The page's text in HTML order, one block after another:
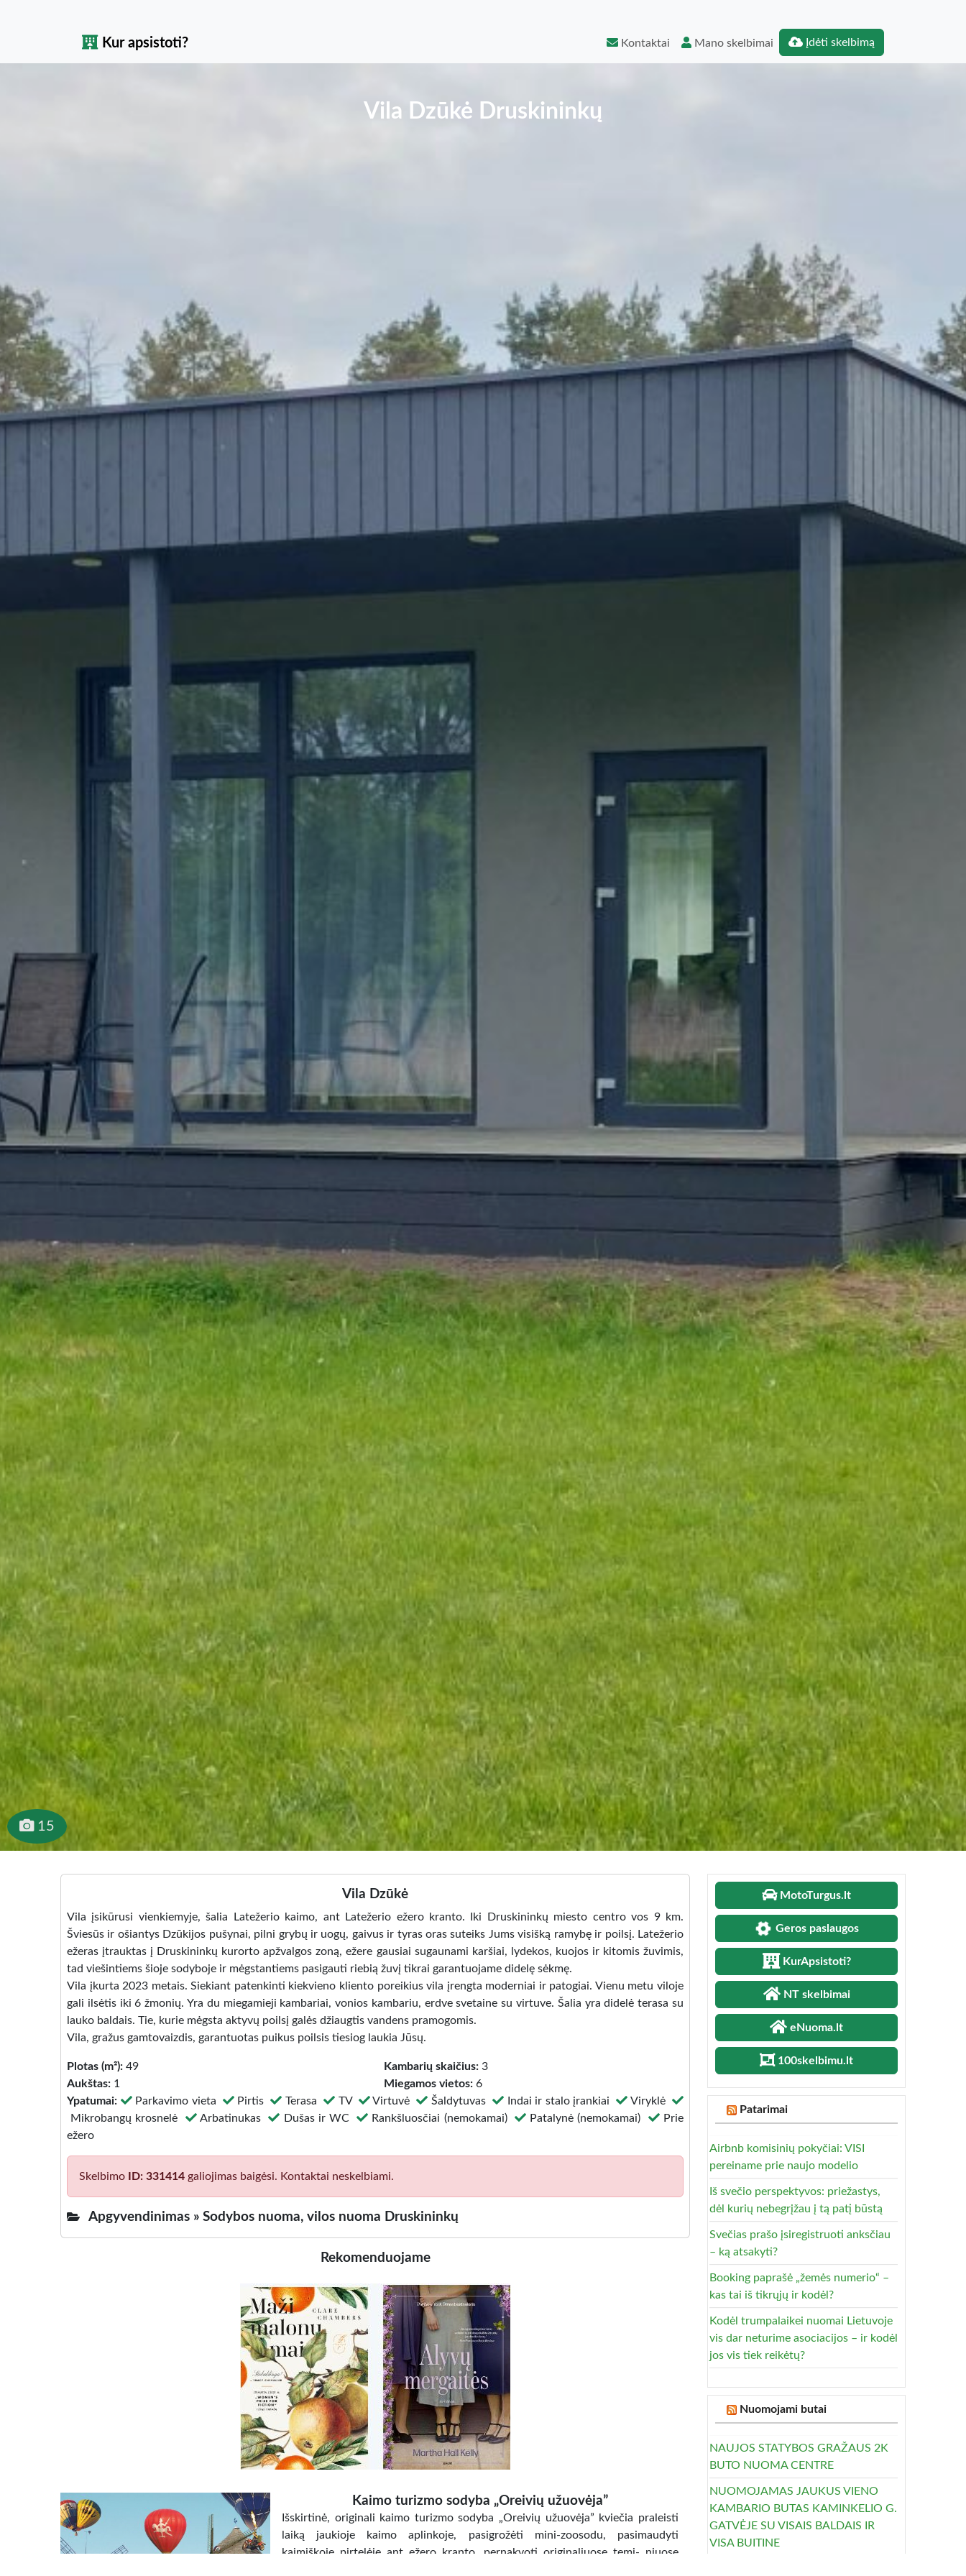
Kur apsistoti? Kontaktai Mano skelbimai Įdėti skelbimą
Vila Dzūkė Druskininkų
15
Vila Dzūkė
Vila įsikūrusi vienkiemyje, šalia Latežerio kaimo, ant Latežerio ežero kranto. Iki Druskininkų miesto centro vos 9 km.
Šviesūs ir ošiantys Dzūkijos pušynai, pilni grybų ir uogų, gaivus ir tyras oras suteiks Jums visišką ramybę ir poilsį. Latežerio
ežeras įtrauktas į Druskininkų kurorto apžvalgos zoną, ežere gausiai sugaunami karšiai, lydekos, kuojos ir kitomis žuvimis,
tad viešintiems šioje sodyboje ir mėgstantiems pasigauti riebią žuvį tikrai garantuojame didelę sėkmę.
Vila įkurta 2023 metais. Siekiant patenkinti kiekvieno kliento poreikius vila įrengta moderniai ir patogiai. Vienu metu viloje
gali ilsėtis iki 6 žmonių. Yra du miegamieji kambariai, vonios kambariu, erdve svetaine su virtuve. Šalia yra didelė terasa su
lauko baldais. Tie, kurie mėgsta aktyvų poilsį galės džiaugtis vandens pramogomis.
Vila, gražus gamtovaizdis, garantuotas puikus poilsis tiesiog laukia Jūsų.
Plotas (m²): 49 Kambarių skaičius: 3
Aukštas: 1 Miegamos vietos: 6
Ypatumai:
Parkavimo vieta Pirtis Terasa TV Virtuvė Šaldytuvas Indai ir stalo įrankiai
Viryklė
Mikrobangų krosnelė
Arbatinukas Dušas ir WC Rankšluosčiai (nemokamai) Patalynė (nemokamai)
Prie
ežero
Skelbimo ID: 331414 galiojimas baigėsi. Kontaktai neskelbiami.
Apgyvendinimas » Sodybos nuoma, vilos nuoma Druskininkų
Rekomenduojame
Kaimo turizmo sodyba „Oreivių užuovėja”
Išskirtinė, originali kaimo turizmo sodyba „Oreivių užuovėja” kviečia praleisti
laiką jaukioje kaimo aplinkoje, pasigrožėti mini-zoosodu, pasimaudyti
kaimiškoje pirtelėje ant ežero kranto, pernakvoti originaliuose temi- niuose
MotoTurgus.lt
Geros paslaugos
KurApsistoti?
NT skelbimai
eNuoma.lt
100skelbimu.lt
Patarimai
Airbnb komisinių pokyčiai: VISI
pereiname prie naujo modelio
Iš svečio perspektyvos: priežastys,
dėl kurių nebegrįžau į tą patį būstą
Svečias prašo įsiregistruoti anksčiau
– ką atsakyti?
Booking paprašė „žemės numerio“ –
kas tai iš tikrųjų ir kodėl?
Kodėl trumpalaikei nuomai Lietuvoje
vis dar neturime asociacijos – ir kodėl
jos vis tiek reikėtų?
Nuomojami butai
NAUJOS STATYBOS GRAŽAUS 2K
BUTO NUOMA CENTRE
NUOMOJAMAS JAUKUS VIENO
KAMBARIO BUTAS KAMINKELIO G.
GATVĖJE SU VISAIS BALDAIS IR
VISA BUITINE